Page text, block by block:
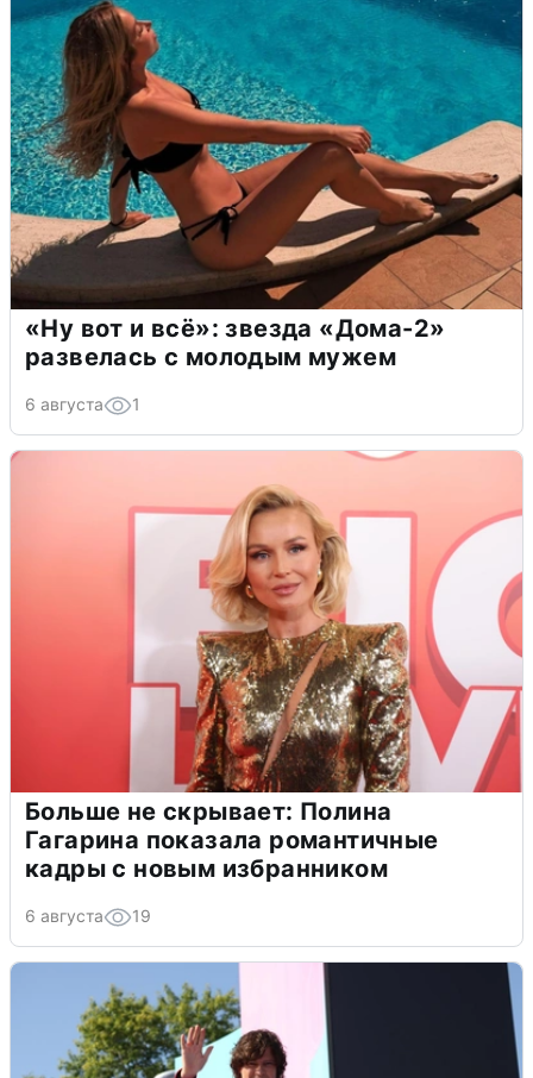
«Ну вот и всё»: звезда «Дома-2»
развелась с молодым мужем
6 августа 1
Больше не скрывает: Полина
Гагарина показала романтичные
кадры с новым избранником
6 августа 19